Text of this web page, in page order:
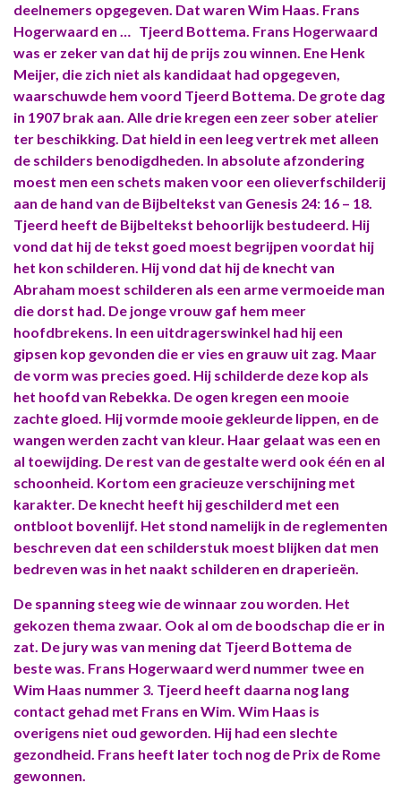
deelnemers opgegeven. Dat waren Wim Haas. Frans
Hogerwaard en … Tjeerd Bottema. Frans Hogerwaard
was er zeker van dat hij de prijs zou winnen. Ene Henk
Meijer, die zich niet als kandidaat had opgegeven,
waarschuwde hem voord Tjeerd Bottema. De grote dag
in 1907 brak aan. Alle drie kregen een zeer sober atelier
ter beschikking. Dat hield in een leeg vertrek met alleen
de schilders benodigdheden. In absolute afzondering
moest men een schets maken voor een olieverfschilderij
aan de hand van de Bijbeltekst van Genesis 24: 16 – 18.
Tjeerd heeft de Bijbeltekst behoorlijk bestudeerd. Hij
vond dat hij de tekst goed moest begrijpen voordat hij
het kon schilderen. Hij vond dat hij de knecht van
Abraham moest schilderen als een arme vermoeide man
die dorst had. De jonge vrouw gaf hem meer
hoofdbrekens. In een uitdragerswinkel had hij een
gipsen kop gevonden die er vies en grauw uit zag. Maar
de vorm was precies goed. Hij schilderde deze kop als
het hoofd van Rebekka. De ogen kregen een mooie
zachte gloed. Hij vormde mooie gekleurde lippen, en de
wangen werden zacht van kleur. Haar gelaat was een en
al toewijding. De rest van de gestalte werd ook één en al
schoonheid. Kortom een gracieuze verschijning met
karakter. De knecht heeft hij geschilderd met een
ontbloot bovenlijf. Het stond namelijk in de reglementen
beschreven dat een schilderstuk moest blijken dat men
bedreven was in het naakt schilderen en draperieën.
De spanning steeg wie de winnaar zou worden. Het
gekozen thema zwaar. Ook al om de boodschap die er in
zat. De jury was van mening dat Tjeerd Bottema de
beste was. Frans Hogerwaard werd nummer twee en
Wim Haas nummer 3. Tjeerd heeft daarna nog lang
contact gehad met Frans en Wim. Wim Haas is
overigens niet oud geworden. Hij had een slechte
gezondheid. Frans heeft later toch nog de Prix de Rome
gewonnen.